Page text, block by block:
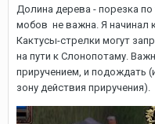
Долина дерева - порезка
мобов не важна. Я начинал
Кактусы-стрелки могут
на пути к Слонопотаму.
приручением, и подождать
зону действия приручения).